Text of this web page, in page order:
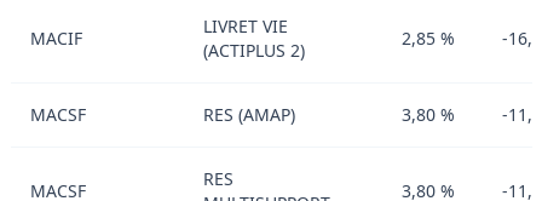
MACIF
LIVRET VIE
(ACTIPLUS 2)
2,85 % -
MACSF RES (AMAP) 3,80 % -
MACSF
RES
3,80 % -